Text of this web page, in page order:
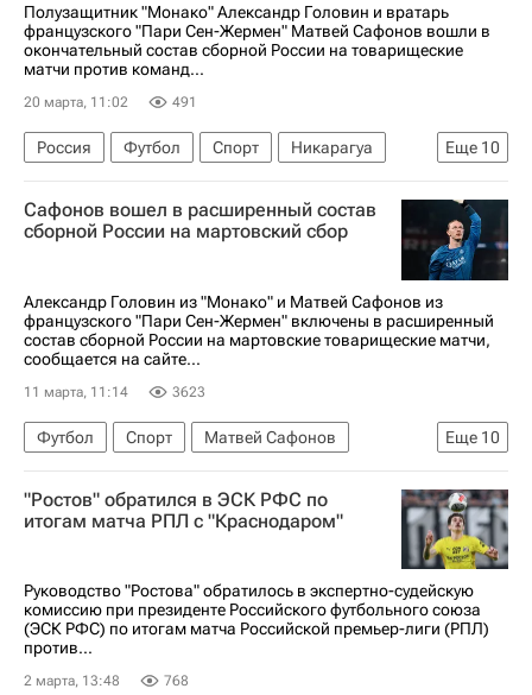
Полузащитник "Монако" Александр Головин и вратарь
французского "Пари Сен-Жермен" Матвей Сафонов вошли в
окончательный состав сборной России на товарищеские
матчи против команд...
20 марта, 11:02 491
Еще 10
Россия Футбол Спорт
Никарагуа
Мали
Матвей Сафонов
Александр Головин
Монако
Российский футбольный союз (РФС)
Максим Петров
Локомотив (Москва)
Балтика
Зенит
Сафонов вошел в расширенный состав
сборной России на мартовский сбор
Александр Головин из "Монако" и Матвей Сафонов из
французского "Пари Сен-Жермен" включены в расширенный
состав сборной России на мартовские товарищеские матчи,
сообщается на сайте...
11 марта, 11:14 3623
Еще 10
Футбол Спорт
Матвей Сафонов
Александр Головин
Пари Сен-Жермен (ПСЖ)
Монако
Российский футбольный союз (РФС)
Кирилл Данилов
Балтика
Локомотив (Москва)
ПФК ЦСКА
"Ростов" обратился в ЭСК РФС по
итогам матча РПЛ с "Краснодаром"
Руководство "Ростова" обратилось в экспертно-судейскую
комиссию при президенте Российского футбольного союза
(ЭСК РФС) по итогам матча Российской премьер-лиги (РПЛ)
против...
2 марта, 13:48 768